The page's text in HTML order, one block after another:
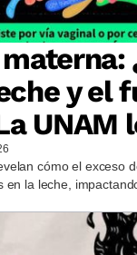
y el
UNAM
cómo el exceso
en la leche,